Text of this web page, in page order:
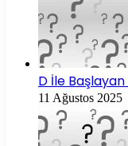
D İle
11 Ağustos 2025